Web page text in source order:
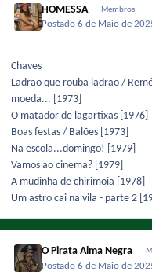
HOMESSA Membros
Postado6 de Maio de
Chaves
Ladrão que rouba ladrão /
moeda... [1973]
O matador de lagartixas [1976]
Boas festas / Balões [1973]
Na escola...domingo! [1979]
Vamos ao cinema? [1979]
A mudinha de chirimoia [1978]
Um astro cai na vila - parte 2
O Pirata Alma Negra
Postado6 de Maio de